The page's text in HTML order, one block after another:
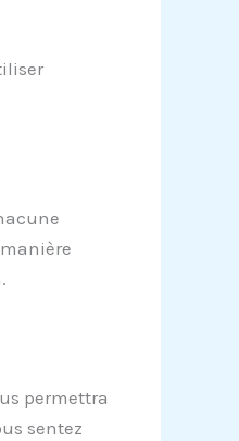
permettra
sentez